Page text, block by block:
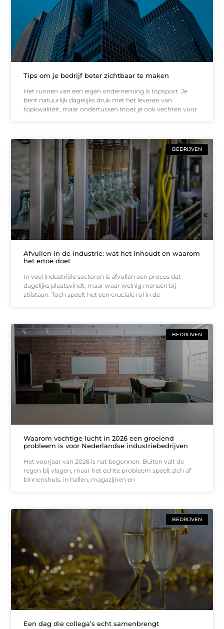
Tips om je bedrijf beter zichtbaar te maken
Het runnen van een eigen onderneming is topsport. Je
bent natuurlijk dagelijks druk met het leveren van
topkwaliteit, maar ondertussen moet je ook vechten voor
BEDRIJVEN
Afvullen in de industrie: wat het inhoudt en waarom
het ertoe doet
In veel industriële sectoren is afvullen een proces dat
dagelijks plaatsvindt, maar waar weinig mensen bij
stilstaan. Toch speelt het een cruciale rol in de
BEDRIJVEN
Waarom vochtige lucht in 2026 een groeiend
probleem is voor Nederlandse industriebedrijven
Het voorjaar van 2026 is nat begonnen. Buiten valt de
regen bij vlagen, maar het echte probleem speelt zich af
binnenshuis: in hallen, magazijnen en
BEDRIJVEN
Een dag die collega’s echt samenbrengt